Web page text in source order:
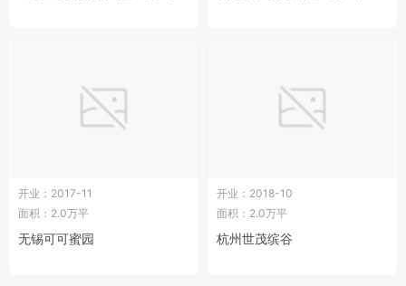
开业：2017-11
面积：2.0万平
无锡可可蜜园
开业：2018-10
面积：2.0万平
杭州世茂缤谷